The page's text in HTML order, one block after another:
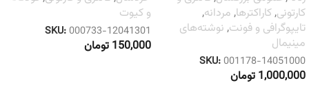
کارتونی,کاراکترها, مردانه,
تایپوگرافی و فونت, نوشته‌های
مینیمال
SKU:001178-14051000
1,000,000 تومان
و کیوت
SKU:000733-12041301
150,000 تومان